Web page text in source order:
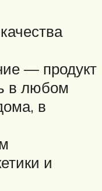
— продукт
в любом
в
и